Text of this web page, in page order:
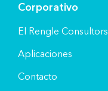
Corporativo
El Rengle Consultors
Aplicaciones
Contacto